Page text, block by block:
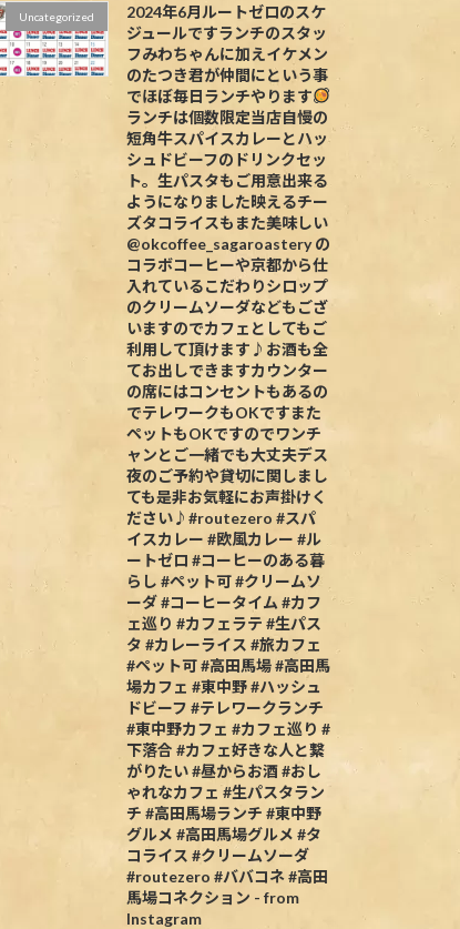
Uncategorized
2024年6月ルートゼロのスケ
ジュールですランチのスタッ
フみわちゃんに加えイケメン
のたつき君が仲間にという事
でほぼ毎日ランチやります
ランチは個数限定当店自慢の
短角牛スパイスカレーとハッ
シュドビーフのドリンクセッ
ト。生パスタもご用意出来る
ようになりました映えるチー
ズタコライスもまた美味しい
@okcoffee_sagaroastery の
コラボコーヒーや京都から仕
入れているこだわりシロップ
のクリームソーダなどもござ
いますのでカフェとしてもご
利用して頂けます♪お酒も全
てお出しできますカウンター
の席にはコンセントもあるの
でテレワークもOKですまた
ペットもOKですのでワンチ
ャンとご一緒でも大丈夫デス
夜のご予約や貸切に関しまし
ても是非お気軽にお声掛けく
ださい♪#routezero #スパ
イスカレー #欧風カレー #ル
ートゼロ #コーヒーのある暮
らし #ペット可 #クリームソ
ーダ #コーヒータイム #カフ
ェ巡り #カフェラテ #生パス
タ #カレーライス #旅カフェ
#ペット可 #高田馬場 #高田馬
場カフェ #東中野 #ハッシュ
ドビーフ #テレワークランチ
#東中野カフェ #カフェ巡り #
下落合 #カフェ好きな人と繋
がりたい #昼からお酒 #おし
ゃれなカフェ #生パスタラン
チ #高田馬場ランチ #東中野
グルメ #高田馬場グルメ #タ
コライス #クリームソーダ
#routezero #ババコネ #高田
馬場コネクション - from
Instagram